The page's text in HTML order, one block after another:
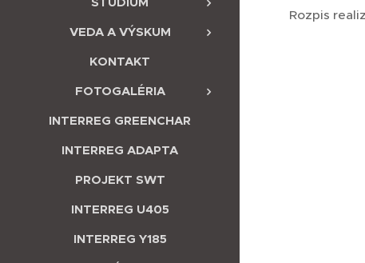
VEDA A VÝSKUM
KONTAKT
FOTOGALÉRIA
INTERREG GREENCHAR
INTERREG ADAPTA
PROJEKT SWT
INTERREG U405
INTERREG Y185
Rozpis